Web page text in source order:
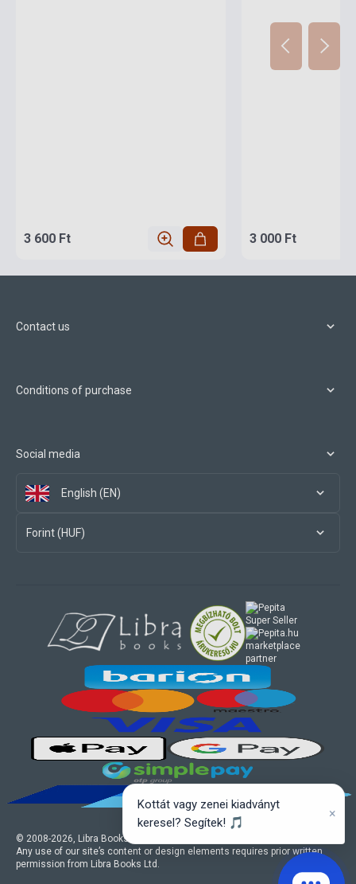
3 600 Ft 3 000 Ft
Contact us
Conditions of purchase
Social media
English (EN)
Forint (HUF)
© 2008-2026, Libra Books Ltd. All rights reserved.
Any use of our site’s content or design elements requires prior written
permission from Libra Books Ltd.
marketplace
partner
Kottát vagy zenei kiadványt
keresel? Segítek! 🎵
×